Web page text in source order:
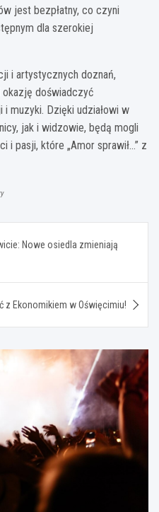
jest bezpłatny, co czyni
dla szerokiej
i artystycznych doznań,
doświadczyć
muzyki. Dzięki udziałowi w
jak i widzowie, będą mogli
i pasji, które „Amor sprawił…” z
Nowe osiedla zmieniają
z Ekonomikiem w Oświęcimiu!